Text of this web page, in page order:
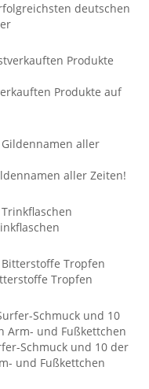
deutschen
Produkte auf
aller Zeiten!
Tropfen
Schmuck und 10 der
und Fußkettchen